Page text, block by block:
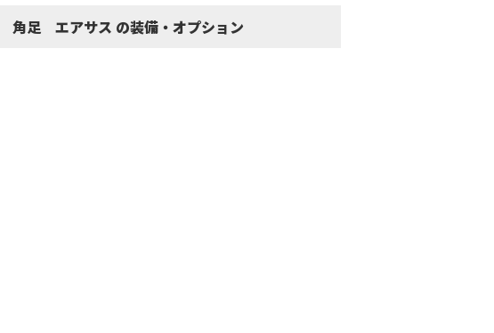
足 エアサス の装備・オプション